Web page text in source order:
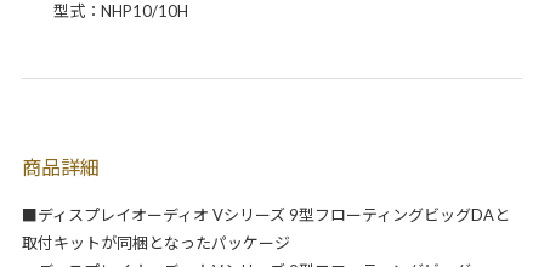
型式：NHP10/10H
商品詳細
■ディスプレイオーディオ Vシリーズ 9型フローティングビッグDAと
取付キットが同梱となったパッケージ